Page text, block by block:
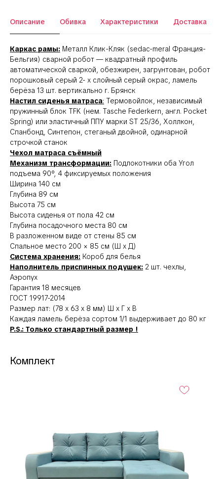
Описание Обивка Характеристики Доставка
Каркас рамы: Металл Клик-Кляк (sedac-meral Франция-
Бельгия) сварной робот — квадратный профиль
автоматической сваркой, обезжирен, загрунтован, робот
порошковый серый 2- х слойный серый окрас, ламель
берёза 13 шт. вертикально г. Брянск
Настил сиденья матраса: Термовойлок, независимый
пружинный блок TFK (нем. Tasche Federkern, англ. Pocket
Spring) или эластичный ППУ марки ST 25/36, Холлкон,
Спанбонд, Синтепон, стеганый двойной, одинарной
строчкой станок
Чехол матраса съёмный
Механизм трансформации: Подлокотники оба Угол
подъема 90°, 4 фиксируемых положения
Ширина 140 см
Глубина 89 см
Высота 75 см
Высота сиденья от пола 42 см
Глубина посадочного места 80 см
В разложенном виде от стены 85 см
Спальное место 200 × 85 см (Ш х Д)
Система хранения: Короб для белья
Наполнитель приспинных подушек: 2 шт. чехлы,
Аэропух
Гарантия 18 месяцев
ГОСТ 19917-2014
Размер лат: (78 х 63 х 8 мм) Ш х Г х В
Каждая ламель берёза сортом 1/1 выдерживает до 80 кг
P.S.: Только стандартный размер !
Комплект